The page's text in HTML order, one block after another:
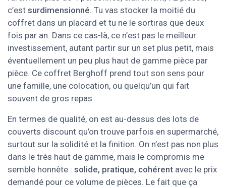
c’est surdimensionné. Tu vas stocker la moitié du
coffret dans un placard et tu ne le sortiras que deux
fois par an. Dans ce cas-là, ce n’est pas le meilleur
investissement, autant partir sur un set plus petit, mais
éventuellement un peu plus haut de gamme pièce par
pièce. Ce coffret Berghoff prend tout son sens pour
une famille, une colocation, ou quelqu’un qui fait
souvent de gros repas.
En termes de qualité, on est au-dessus des lots de
couverts discount qu’on trouve parfois en supermarché,
surtout sur la solidité et la finition. On n’est pas non plus
dans le très haut de gamme, mais le compromis me
semble honnête : solide, pratique, cohérent avec le prix
demandé pour ce volume de pièces. Le fait que ça